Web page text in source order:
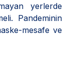
yerlerde
Pandeminin
mesafe ve